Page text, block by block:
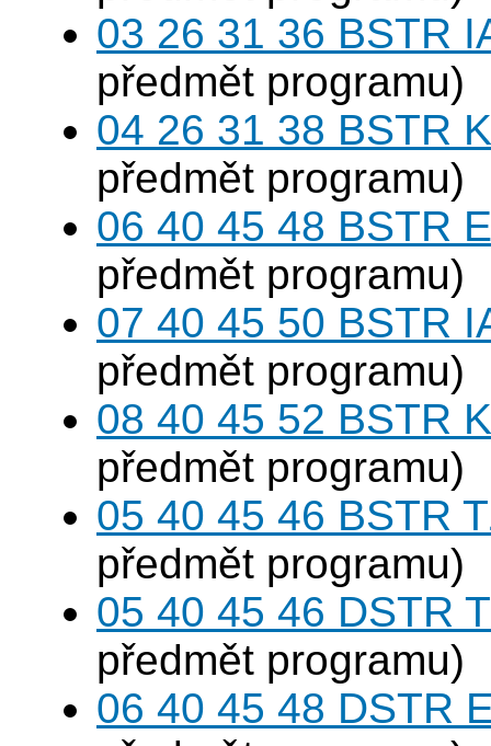
03 26 31 36 BSTR
předmět programu)
04 26 31 38 BSTR
předmět programu)
06 40 45 48 BSTR
předmět programu)
07 40 45 50 BSTR
předmět programu)
08 40 45 52 BSTR
předmět programu)
05 40 45 46 BSTR
předmět programu)
05 40 45 46 DSTR
předmět programu)
06 40 45 48 DSTR